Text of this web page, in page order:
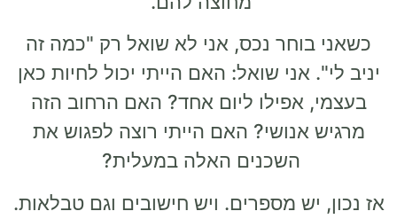
כשאני בוחר נכס, אני לא שואל רק "כמה זה
יניב לי". אני שואל: האם הייתי יכול לחיות כאן
בעצמי, אפילו ליום אחד? האם הרחוב הזה
מרגיש אנושי? האם הייתי רוצה לפגוש את
השכנים האלה במעלית?
אז נכון, יש מספרים. ויש חישובים וגם טבלאות.